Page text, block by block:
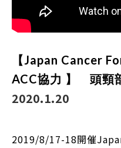
【Japan Cancer
ACC協力 】 頭頸
2020.1.20
2019/8/17-18開催